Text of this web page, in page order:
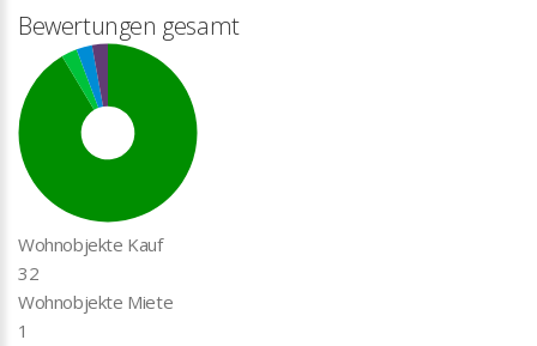
Bewertungen gesamt
Wohnobjekte Kauf
32
Wohnobjekte Miete
1